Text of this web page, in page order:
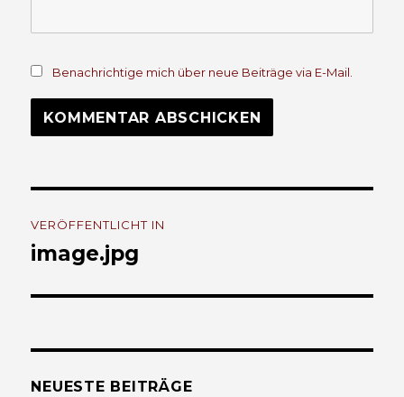
Benachrichtige mich über neue Beiträge via E-Mail.
Navigation
VERÖFFENTLICHT IN
image.jpg
NEUESTE BEITRÄGE